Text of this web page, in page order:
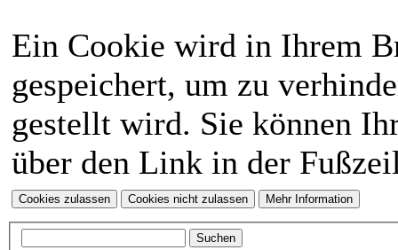
Ein Cookie wird in Ihrem
gespeichert, um zu
gestellt wird. Sie können
über den Link in der